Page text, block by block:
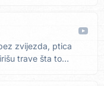
zvijezda, ptica
trave šta to